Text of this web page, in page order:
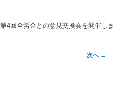
第4回全労金との意見交換会を開催しま
次へ →